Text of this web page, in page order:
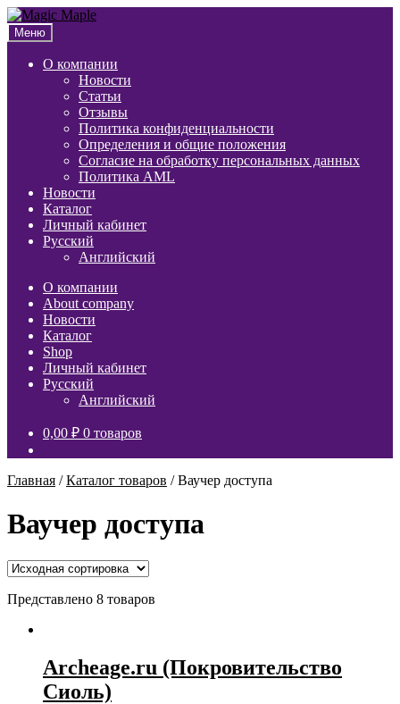
Перейти
к
навигации
Перейти
к
содержимому
Меню
О компании
Новости
Статьи
Отзывы
Политика конфиденциальности
Определения и общие положения
Согласие на обработку персональных данных
Политика AML
Новости
Каталог
Личный кабинет
Русский
Английский
О компании
About company
Новости
Каталог
Shop
Личный кабинет
Русский
Английский
0,00 ₽ 0 товаров
Главная /Каталог товаров /Ваучер доступа
Ваучер доступа
Представлено 8 товаров
Archeage.ru (Покровительство
Сиоль)